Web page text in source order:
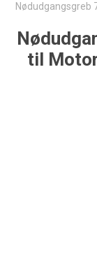
Nødudgangsgreb
til